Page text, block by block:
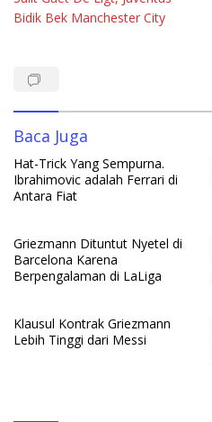
b s e
pos
Bidik Bek Manchester City
Baca Juga
Hat-Trick Yang Sempurna.
Ibrahimovic adalah Ferrari di
Antara Fiat
Griezmann Dituntut Nyetel di
Barcelona Karena
Berpengalaman di LaLiga
Klausul Kontrak Griezmann
Lebih Tinggi dari Messi